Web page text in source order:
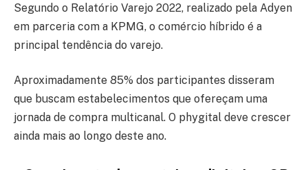
Segundo o Relatório Varejo 2022, realizado pela Adyen
em parceria com a KPMG, o comércio híbrido é a
principal tendência do varejo.
Aproximadamente 85% dos participantes disseram
que buscam estabelecimentos que ofereçam uma
jornada de compra multicanal. O phygital deve crescer
ainda mais ao longo deste ano.